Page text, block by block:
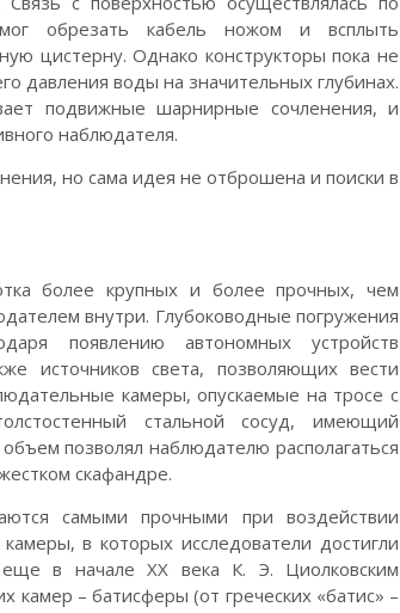
обрезать кабель ножом и всплыть
цистерну. Однако конструкторы пока не
давления воды на значительных глубинах.
подвижные шарнирные сочленения, и
наблюдателя.
но сама идея не отброшена и поиски в
более крупных и более прочных, чем
внутри. Глубоководные погружения
появлению автономных устройств
источников света, позволяющих вести
камеры, опускаемые на тросе с
стальной сосуд, имеющий
позволял наблюдателю располагаться
скафандре.
самыми прочными при воздействии
в которых исследователи достигли
в начале XX века К. Э. Циолковским
– батисферы (от греческих «батис» –